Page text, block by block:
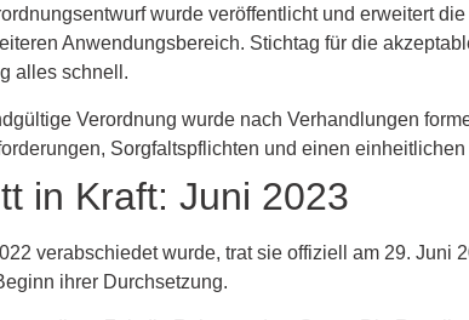
wurde veröffentlicht und erweitert
Anwendungsbereich. Stichtag für die
alles schnell.
Verordnung wurde nach Verhandlungen
Sorgfaltspflichten und einen
in Kraft: Juni 2023
verabschiedet wurde, trat sie offiziell am 29. Juni
ihrer Durchsetzung.